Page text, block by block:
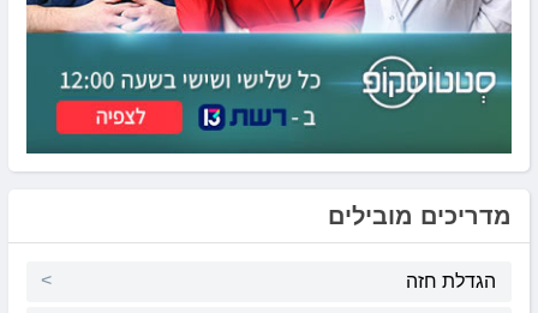
מדריכים מובילים
הגדלת חזה